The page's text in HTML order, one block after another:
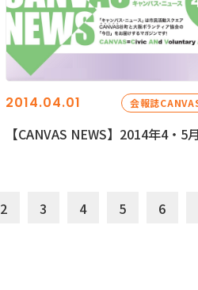
2014.04.01 会報誌
【CANVAS NEWS】2014年4・5
2 3 4 5 6